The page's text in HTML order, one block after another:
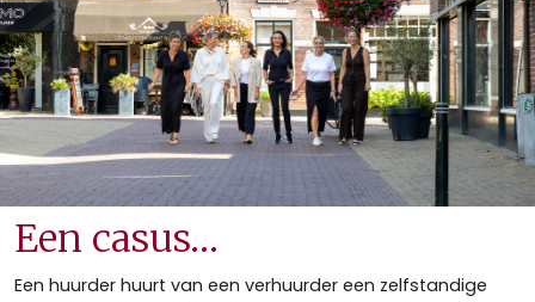
Een casus…
Een huurder huurt van een verhuurder een zelfstandige